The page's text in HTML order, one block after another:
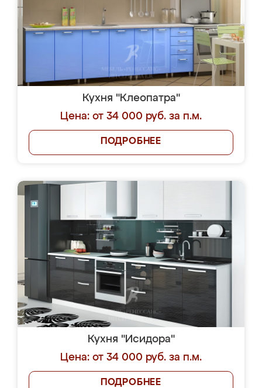
Кухня "Клеопатра"
Цена: от 34 000 руб. за п.м.
ПОДРОБНЕЕ
Кухня "Исидора"
Цена: от 34 000 руб. за п.м.
ПОДРОБНЕЕ